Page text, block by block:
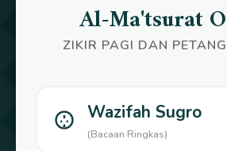
Al-Ma'tsurat
ZIKIR PAGI DAN
Wazifah Sugro
(Bacaan Ringkas)